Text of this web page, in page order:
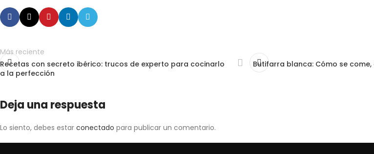
Más reciente
Recetas con secreto ibérico: trucos de experto para cocinarlo
a la perfección
Butifarra blanca: Cómo se
Deja una respuesta
Lo siento, debes estar conectado para publicar un comentario.